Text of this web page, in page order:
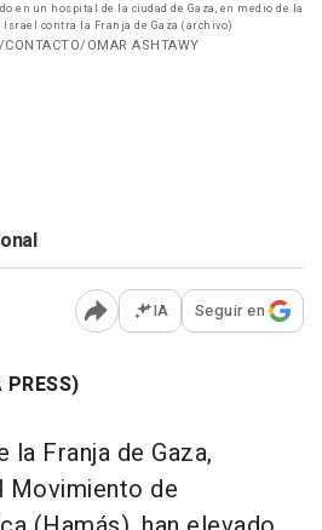
en un hospital de la ciudad de Gaza, en medio de la
contra la Franja de Gaza (archivo)
OMAR ASHTAWY
Abrir opciones para
IA Seguir en
PRESS)
la Franja de Gaza,
Movimiento de